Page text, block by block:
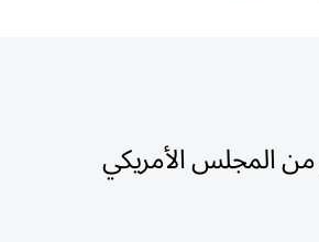
المجلس الأمريكي